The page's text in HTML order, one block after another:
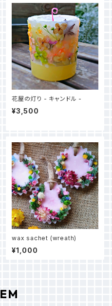
花屋の灯り - キャンドル -
¥3,500
wax sachet (wreath)
¥1,000